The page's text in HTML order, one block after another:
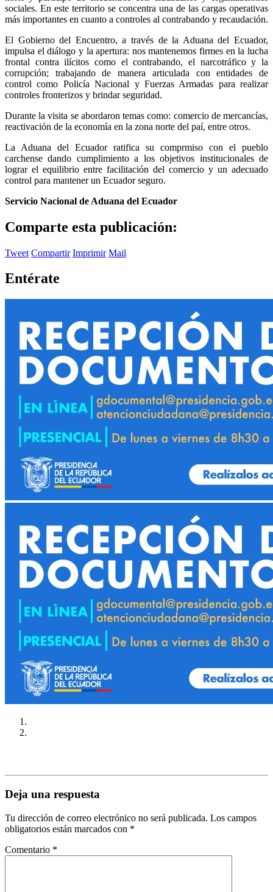
sociales. En este territorio se concentra una de las cargas operativas
más importantes en cuanto a controles al contrabando y recaudación.
El Gobierno del Encuentro, a través de la Aduana del Ecuador,
impulsa el diálogo y la apertura: nos mantenemos firmes en la lucha
frontal contra ilícitos como el contrabando, el narcotráfico y la
corrupción; trabajando de manera articulada con entidades de
control como Policía Nacional y Fuerzas Armadas para realizar
controles fronterizos y brindar seguridad.
Durante la visita se abordaron temas como: comercio de mercancías,
reactivación de la economía en la zona norte del paí, entre otros.
La Aduana del Ecuador ratifica su comprmiso con el pueblo
carchense dando cumplimiento a los objetivos institucionales de
lograr el equilibrio entre facilitación del comercio y un adecuado
control para mantener un Ecuador seguro.
Servicio Nacional de Aduana del Ecuador
Comparte esta publicación:
Tweet Compartir Imprimir Mail
Entérate
Deja una respuesta
Tu dirección de correo electrónico no será publicada. Los campos
obligatorios están marcados con *
Comentario *